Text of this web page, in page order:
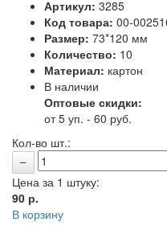
Артикул: 3285
Код товара: 00-
Размер: 73*120 мм
Количество: 10
Материал: картон
В наличии
Оптовые скидки:
от 5 уп. - 60 руб.
Кол-во шт.:
Цена за 1 штуку:
90 р.
В корзину